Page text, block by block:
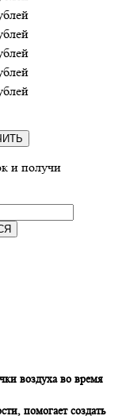
и получи
воздуха во время
помогает создать